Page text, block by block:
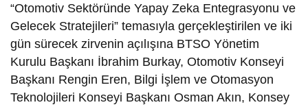
“Otomotiv Sektöründe Yapay Zeka Entegrasyonu ve
Gelecek Stratejileri” temasıyla gerçekleştirilen ve iki
gün sürecek zirvenin açılışına BTSO Yönetim
Kurulu Başkanı İbrahim Burkay, Otomotiv Konseyi
Başkanı Rengin Eren, Bilgi İşlem ve Otomasyon
Teknolojileri Konseyi Başkanı Osman Akın, Konsey